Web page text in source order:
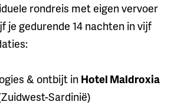
rondreis met eigen vervoer
je gedurende 14 nachten in vijf
& ontbijt in Hotel Maldroxia
Sardinië)